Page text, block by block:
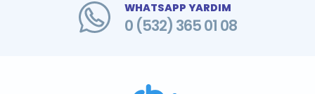
WHATSAPP YARDIM
0 (532) 365 01 08